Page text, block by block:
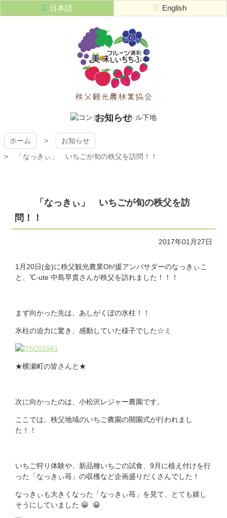
ン
日本語 English
秩父観光農
林業協会
お知らせ
ホーム
お知らせ
「なっきぃ」 いちごが旬の秩父を訪問！！
「なっきぃ」 いちごが旬の秩父を訪
問！！
2017年01月27日
1月20日(金)に秩父観光農業Oh!援アンバサダーのなっきぃこ
と、℃-ute 中島早貴さんが秩父を訪れました！！！
まず向かった先は、あしがくぼの氷柱！！
氷柱の迫力に驚き、感動していた様子でした☆ミ
★横瀬町の皆さんと★
次に向かったのは、小松沢レジャー農園です。
ここでは、秩父地域のいちご農園の開園式が行われまし
た！！
いちご狩り体験や、新品種いちごの試食、9月に植え付けを行
った「なっきぃ苺」の収穫など企画盛りだくさんでした！
なっきぃも大きくなった「なっきぃ苺」を見て、とても嬉し
そうにしていました 😀 😀